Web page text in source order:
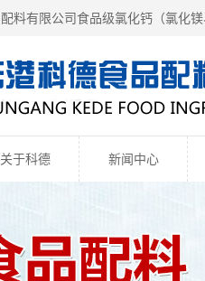
料有限公司食品级氯化钙（氯化镁
关于科德 新闻中心